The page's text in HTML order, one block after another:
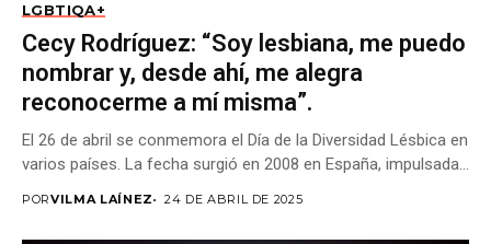
LGBTIQA+
Cecy Rodríguez: “Soy lesbiana, me puedo
nombrar y, desde ahí, me alegra
reconocerme a mí misma”.
El 26 de abril se conmemora el Día de la Diversidad Lésbica en
varios países. La fecha surgió en 2008 en España, impulsada...
PORVILMA LAÍNEZ 24 DE ABRIL DE 2025